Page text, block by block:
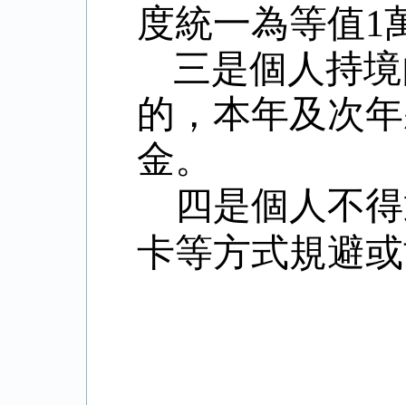
度統一為等值1
三是個人持
的，本年及次
金。
四是個人不
卡等方式規避